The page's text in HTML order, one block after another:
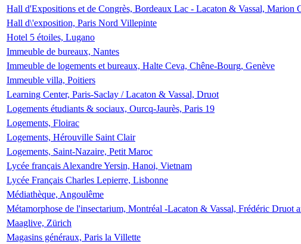
Hall d'Expositions et de Congrès, Bordeaux Lac - Lacaton & Vassal, Marion
Hall d\'exposition, Paris Nord Villepinte
Hotel 5 étoiles, Lugano
Immeuble de bureaux, Nantes
Immeuble de logements et bureaux, Halte Ceva, Chêne-Bourg, Genève
Immeuble villa, Poitiers
Learning Center, Paris-Saclay / Lacaton & Vassal, Druot
Logements étudiants & sociaux, Ourcq-Jaurès, Paris 19
Logements, Floirac
Logements, Hérouville Saint Clair
Logements, Saint-Nazaire, Petit Maroc
Lycée français Alexandre Yersin, Hanoi, Vietnam
Lycée Français Charles Lepierre, Lisbonne
Médiathèque, Angoulême
Métamorphose de l'insectarium, Montréal -Lacaton & Vassal, Frédéric Druot
Maaglive, Zürich
Magasins généraux, Paris la Villette